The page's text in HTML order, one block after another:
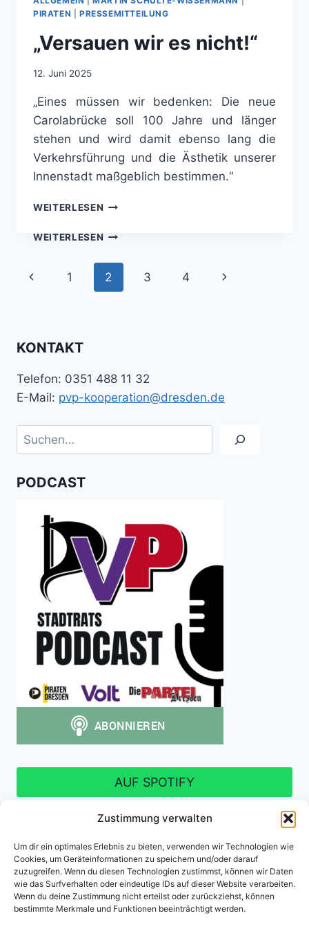
Zustimmung verwalten
Um dir ein optimales Erlebnis zu bieten, verwenden wir Technologien wie
Cookies, um Geräteinformationen zu speichern und/oder darauf
zuzugreifen. Wenn du diesen Technologien zustimmst, können wir Daten
wie das Surfverhalten oder eindeutige IDs auf dieser Website verarbeiten.
Wenn du deine Zustimmung nicht erteilst oder zurückziehst, können
bestimmte Merkmale und Funktionen beeinträchtigt werden.
Kooperation Nr. 8
Martin Schulte-Wissermann, Max
19. und 20. Juni 2025. Vor der großen
Sommerpause ging es unter anderem um
die Carolabrücke, den Green City Accord
und den „Masterplan Lärmschutz“.
Unser Fazit: Pöbeln hilft und nutzt alle die
Sommerpause!
WEITERLESEN
PIRATEN
PRESSEMITTEILUNG
„Versauen wir es nicht!“
12. Juni 2025
„Eines müssen wir bedenken: Die neue
Carolabrücke soll 100 Jahre und länger
stehen und wird damit ebenso lang die
Verkehrsführung und die Ästhetik unserer
Innenstadt maßgeblich bestimmen.“
WEITERLESEN „VERSAUEN
ES
Seitennavigation
Vorherige
1 2 3 4
Nächste
KONTAKT
Telefon: 0351 488 11 32
E-Mail: pvp-kooperation@dresden.de
Suchen
PODCAST
AUF SPOTIFY
Impressum
Datenschutzerklärung
Cookie-Richtlinie (EU)